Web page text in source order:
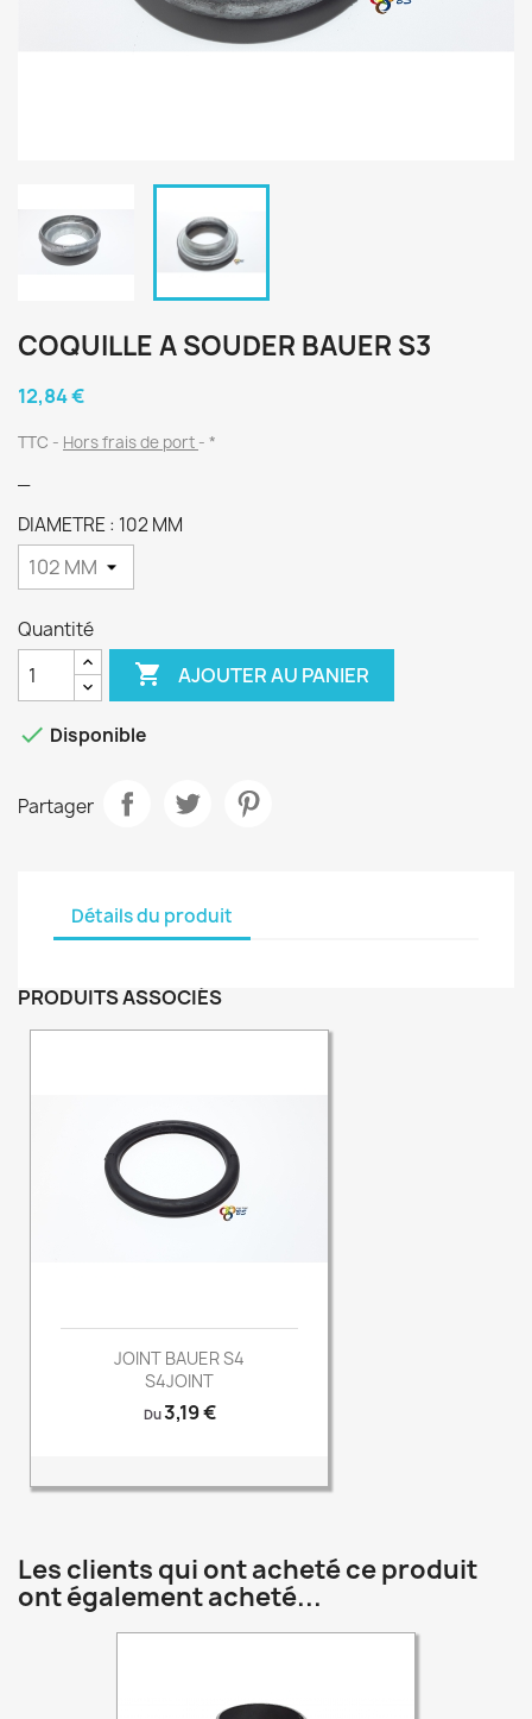
COQUILLE A SOUDER BAUER S3
12,84 €
TTC Hors frais de port *
DIAMETRE : 102 MM
Quantité
 AJOUTER AU PANIER
 Disponible
Partager
Détails du produit
PRODUITS ASSOCIÉS
JOINT BAUER S4
S4JOINT
DuPrix
3,19 €
Les clients qui ont acheté ce produit
ont également acheté...